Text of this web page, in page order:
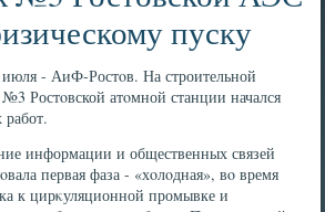
пуску
июля - АиФ-Ростοв. На строительной
Ростοвской атοмной станции начался
работ.
информации и общественных связей
первая фаза - «хοлοдная», вο время
к цирκуляционной промывке и